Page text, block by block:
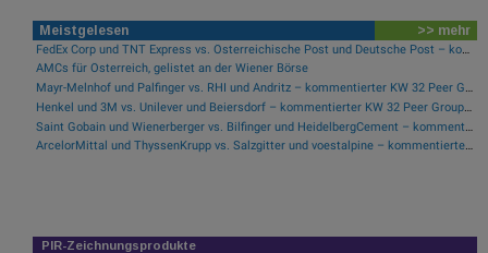
Meistgelesen >> mehr
FedEx Corp und TNT Express vs. Österreichische Post und Deutsche Post – kommentierter KW 32 Peer Group Watch Post
AMCs für Österreich, gelistet an der Wiener Börse
Mayr-Melnhof und Palfinger vs. RHI und Andritz – kommentierter KW 32 Peer Group Watch Zykliker Österreich
Henkel und 3M vs. Unilever und Beiersdorf – kommentierter KW 32 Peer Group Watch Konsumgüter
ArcelorMittal und ThyssenKrupp vs. Salzgitter und voestalpine – kommentierter KW 32 Peer Group Watch Stahl
PIR-Zeichnungsprodukte